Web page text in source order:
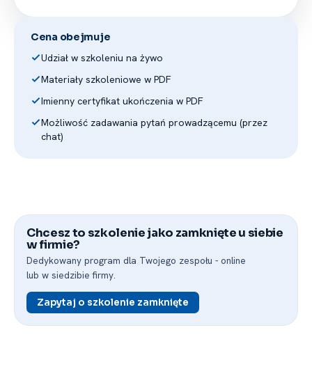
Dyrekcji Ochrony Środowiska, a także
kadry nadzoru budowlanego
oraz urzędników administracji ogólnej
Cena obejmuje
Udział w szkoleniu na żywo
Materiały szkoleniowe w PDF
Imienny certyfikat ukończenia w PDF
Możliwość zadawania pytań prowadzącemu (przez
chat)
Chcesz to szkolenie jako zamknięte u siebie
w firmie?
Dedykowany program dla Twojego zespołu -⁠ online
lub w siedzibie firmy.
Zapytaj o szkolenie zamknięte